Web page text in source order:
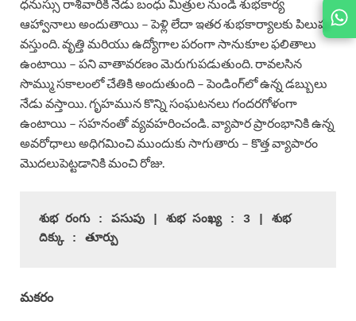
JOIN
US ON
ధనుస్సు రాశివారికి నేడు బంధు మిత్రుల నుండి శుభకార్య
ఆహ్వానాలు అందుతాయి – పెళ్లి లేదా ఇతర శుభకార్యాలకు పిలుపు
వస్తుంది. వృత్తి మరియు ఉద్యోగాల పరంగా సానుకూల ఫలితాలు
ఉంటాయి – పని వాతావరణం మెరుగుపడుతుంది. రావలసిన
సొమ్ము సకాలంలో చేతికి అందుతుంది – పెండింగ్‌లో ఉన్న డబ్బులు
నేడు వస్తాయి. గృహమున కొన్ని సంఘటనలు గందరగోళంగా
ఉంటాయి – సహనంతో వ్యవహరించండి. వ్యాపార ప్రారంభానికి ఉన్న
అవరోధాలు అధిగమించి ముందుకు సాగుతారు – కొత్త వ్యాపారం
మొదలుపెట్టడానికి మంచి రోజు.
శుభ రంగు : పసుపు | శుభ సంఖ్య : 3 | శుభ
దిక్కు : తూర్పు
మకరం